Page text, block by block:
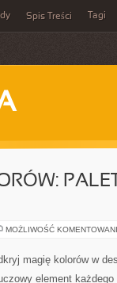
Spis Treści Tagi
MOŻLIWOŚĆ
magię kolorów w
element